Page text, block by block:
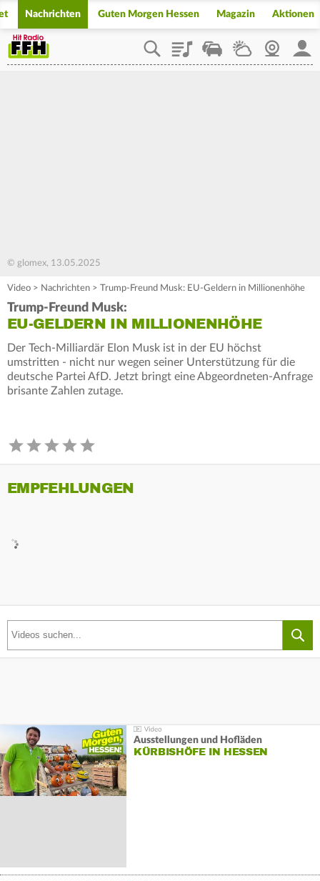
Nachrichten Guten Morgen Hessen Magazin Aktionen
PlaylistStaupilotWetterWebcam
© glomex, 13.05.2025
Video > Nachrichten > Trump-Freund Musk: EU-Geldern in Millionenhöhe
Trump-Freund Musk:
EU-GELDERN IN MILLIONENHÖHE
Der Tech-Milliardär Elon Musk ist in der EU höchst
umstritten - nicht nur wegen seiner Unterstützung für die
deutsche Partei AfD. Jetzt bringt eine Abgeordneten-Anfrage
brisante Zahlen zutage.
EMPFEHLUNGEN
Ausstellungen und Hofläden
KÜRBISHÖFE IN HESSEN